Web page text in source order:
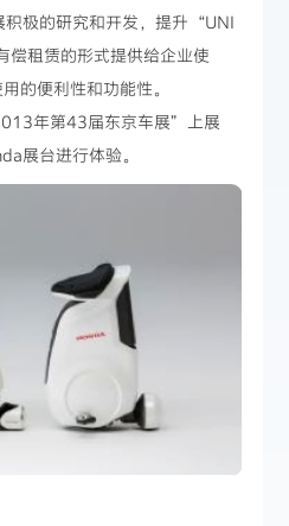
积极的研究和开发，提升“UNI
租赁的形式提供给企业使
的便利性和功能性。
年第43届东京车展”上展
展台进行体验。